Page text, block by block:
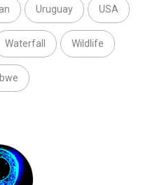
Uruguay USA
Waterfall Wildlife